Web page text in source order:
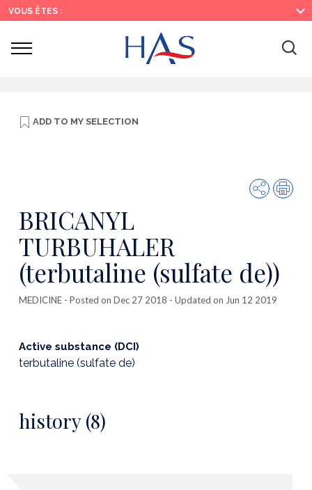
Search
Main
Menu
Main
Content
VOUS ÊTES :
Ouvrir
ADD TO MY SELECTION
Share
BRICANYL
TURBUHALER
(terbutaline (sulfate de))
MEDICINE - Posted on Dec 27 2018 - Updated on Jun 12 2019
Active substance (DCI)
terbutaline (sulfate de)
history (8)